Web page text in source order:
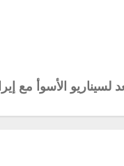
الأسوأ مع